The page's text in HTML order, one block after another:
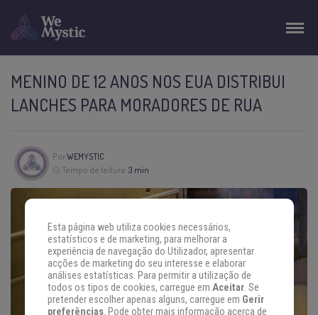
MENINO DE 12 ANOS NOS EUA DISTRIBUI
LANCHES PARA MORADORES DE RUA
PorWEMYSTIC
Tempo de leitura: 3 min
Esta página web utiliza cookies necessários,
estatísticos e de marketing, para melhorar a
experiência de navegação do Utilizador, apresentar
acções de marketing do seu interesse e elaborar
análises estatísticas. Para permitir a utilização de
todos os tipos de cookies, carregue em Aceitar. Se
pretender escolher apenas alguns, carregue em Gerir
preferências. Pode obter mais informação acerca de